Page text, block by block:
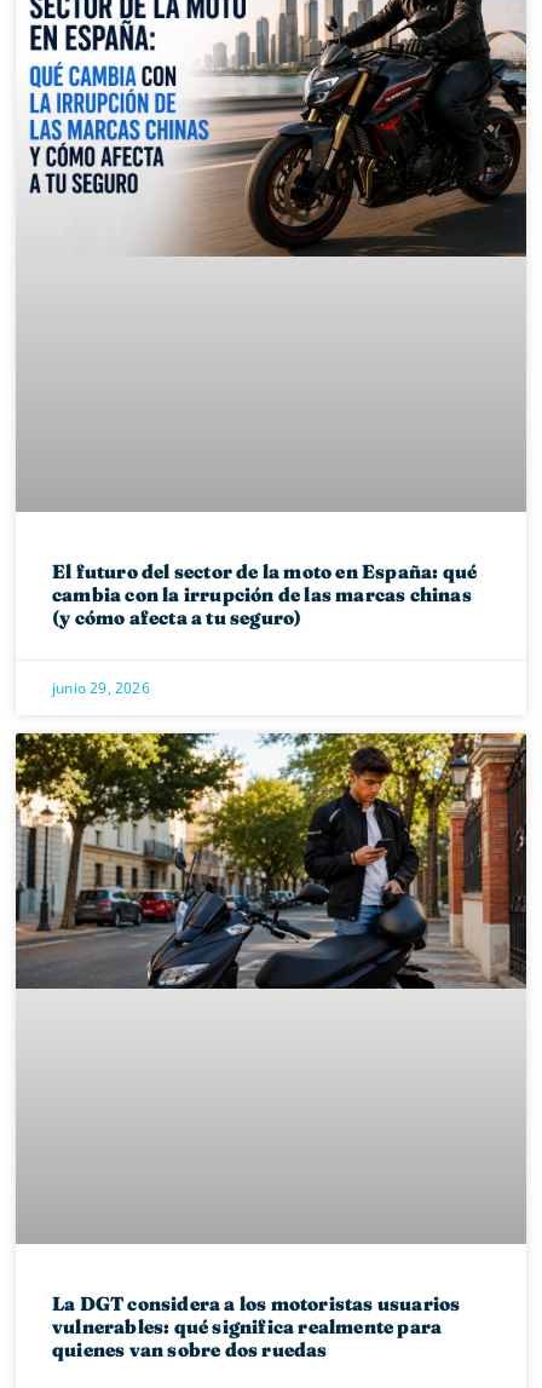
El futuro del sector de la moto en España: qué
cambia con la irrupción de las marcas chinas
(y cómo afecta a tu seguro)
junio 29, 2026
La DGT considera a los motoristas usuarios
vulnerables: qué significa realmente para
quienes van sobre dos ruedas